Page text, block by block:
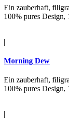
Ein zauberhaft,
100% pures
|
Morning Dew
Ein zauberhaft,
100% pures
|